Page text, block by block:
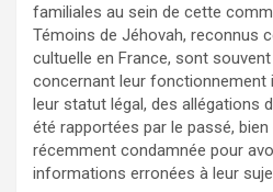
familiales au sein de cette
Témoins de Jéhovah, reconnus
cultuelle en France, sont
concernant leur fonctionnement
leur statut légal, des allégations
été rapportées par le passé,
récemment condamnée pour
informations erronées à leur